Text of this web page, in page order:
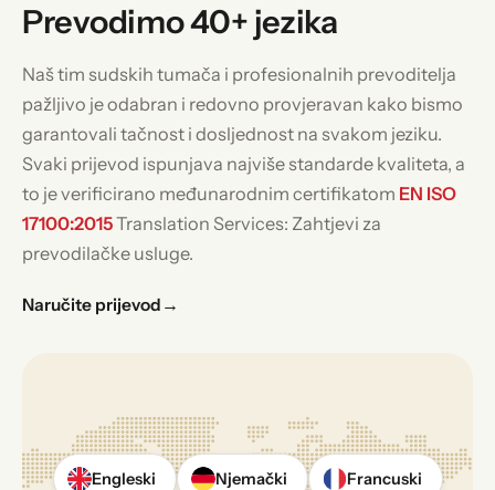
Prevodimo 40+ jezika
Naš tim sudskih tumača i profesionalnih prevoditelja
pažljivo je odabran i redovno provjeravan kako bismo
garantovali tačnost i dosljednost na svakom jeziku.
Svaki prijevod ispunjava najviše standarde kvaliteta, a
to je verificirano međunarodnim certifikatom EN ISO
17100:2015Translation Services: Zahtjevi za
prevodilačke usluge.
Naručite prijevod →
Engleski Njemački Francuski